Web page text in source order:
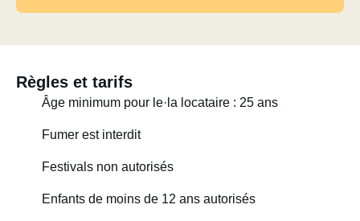
Règles et tarifs
Âge minimum pour le·la locataire : 25 ans
Fumer est interdit
Festivals non autorisés
Enfants de moins de 12 ans autorisés